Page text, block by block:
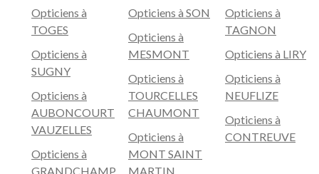
Opticiens à
TOGES
Opticiens à
SUGNY
Opticiens à
AUBONCOURT
VAUZELLES
Opticiens à
GRANDCHAMP
Opticiens à SON
Opticiens à
MESMONT
Opticiens à
TOURCELLES
CHAUMONT
Opticiens à
MONT SAINT
MARTIN
Opticiens à
TAGNON
Opticiens à LIRY
Opticiens à
NEUFLIZE
Opticiens à
CONTREUVE